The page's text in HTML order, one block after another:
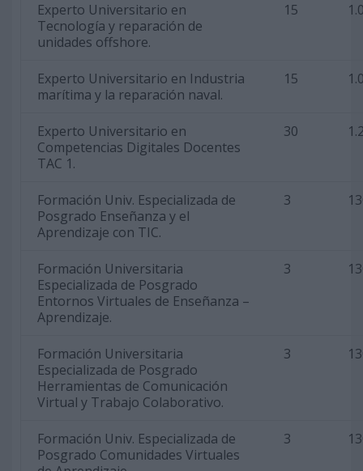
Experto Universitario en
Tecnología y reparación de
unidades offshore.
15
Experto Universitario en Industria
marítima y la reparación naval.
15
Experto Universitario en
Competencias Digitales Docentes
TAC 1.
30
Formación Univ. Especializada de
Posgrado Enseñanza y el
Aprendizaje con TIC.
3
Formación Universitaria
Especializada de Posgrado
Entornos Virtuales de Enseñanza –
Aprendizaje.
3
Formación Universitaria
Especializada de Posgrado
Herramientas de Comunicación
Virtual y Trabajo Colaborativo.
3
Formación Univ. Especializada de
Posgrado Comunidades Virtuales
3